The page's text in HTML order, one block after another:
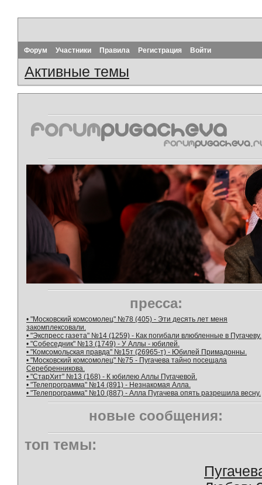
Форум Участники Правила Регистрация Войти
Активные темы
пресса:
• "Московский комсомолец" №78 (405) - Эти десять лет меня
закомплексовали.
• "Экспресс газета" №14 (1259) - Как погибали влюбленные в Пугачеву.
• "Собеседник" №13 (1749) - У Аллы - юбилей.
• "Комсомольская правда" №15т (26965-т) - Юбилей Примадонны.
• "Московский комсомолец" №75 - Пугачева тайно посещала
Серебренникова.
• "СтарХит" №13 (168) - К юбилею Аллы Пугачевой.
• "Телепрограмма" №14 (891) - Незнакомая Алла.
• "Телепрограмма" №10 (887) - Алла Пугачева опять разрешила весну.
новые сообщения:
топ темы: